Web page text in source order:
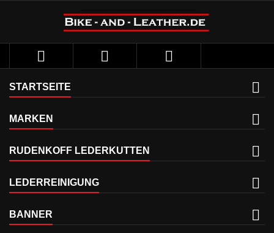
  
STARTSEITE
MARKEN
RUDENKOFF LEDERKUTTEN
LEDERREINIGUNG
BANNER